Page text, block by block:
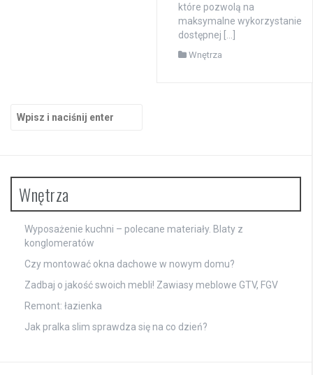
które pozwolą na
maksymalne wykorzystanie
dostępnej […]
Wnętrza
Wnętrza
Wyposażenie kuchni – polecane materiały. Blaty z
konglomeratów
Czy montować okna dachowe w nowym domu?
Zadbaj o jakość swoich mebli! Zawiasy meblowe GTV, FGV
Remont: łazienka
Jak pralka slim sprawdza się na co dzień?